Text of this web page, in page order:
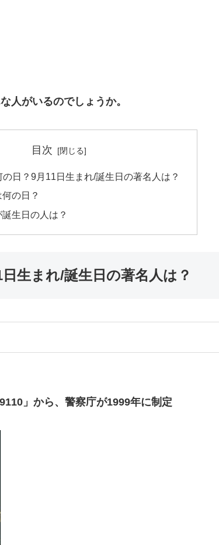
人がいるのでしょうか。
目次
日？9月11日生まれ/誕生日の著名人は？
の日？
生日の人は？
生まれ/誕生日の著名人は？
」から、警察庁が1999年に制定